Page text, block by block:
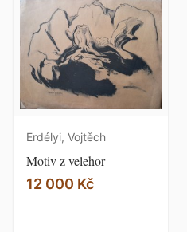
Erdélyi, Vojtěch
Motiv z velehor
12 000 Kč